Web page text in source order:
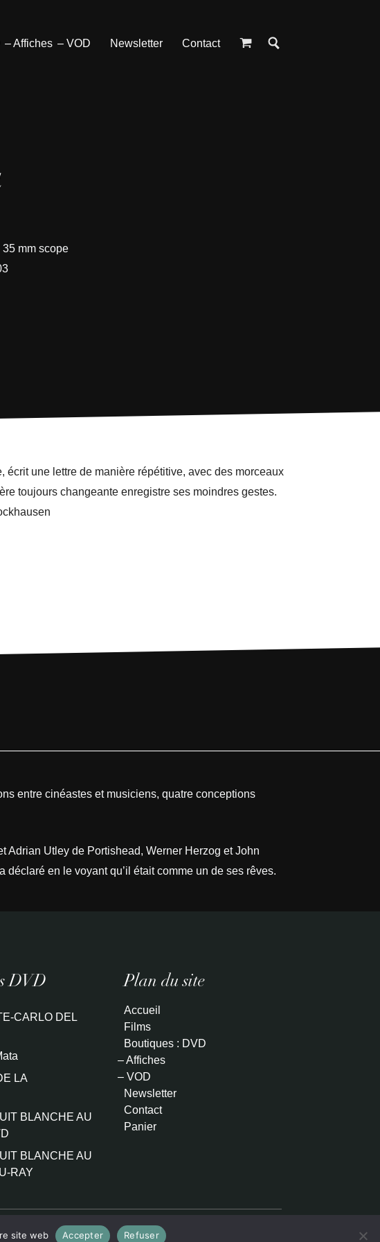
– Affiches – VOD Newsletter Contact
mm scope
écrit une lettre de manière répétitive, avec des morceaux
toujours changeante enregistre ses moindres gestes.
entre cinéastes et musiciens, quatre conceptions
Adrian Utley de Portishead, Werner Herzog et John
en le voyant qu’il était comme un de ses rêves.
DVD
CARLO DEL
LA
BLANCHE AU
BLANCHE AU
RAY
Plan du site
Accueil
Films
Boutiques : DVD
– Affiches
– VOD
Newsletter
Contact
Panier
site web Accepter Refuser